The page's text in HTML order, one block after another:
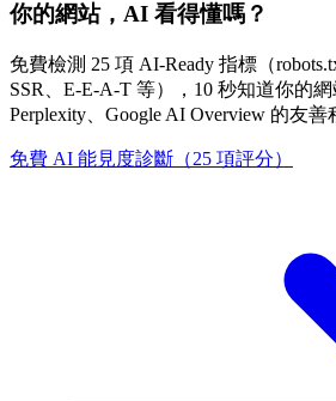
你的網站，AI 看得懂嗎？
免費檢測 25 項 AI-Ready 指標（
SSR、E-E-A-T 等），10 秒知道你的網
Perplexity、Google AI Overview 的友善
免費 AI 能見度診斷（25 項評分）